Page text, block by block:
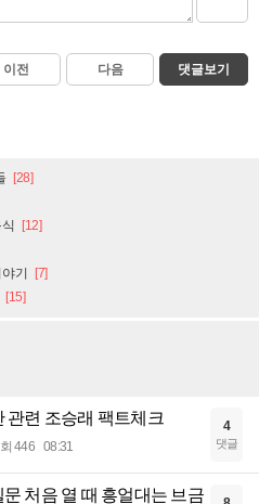
이전 다음 댓글보기
[28]
[12]
기 [7]
[15]
관련 조승래 팩트체크
446 08:31
4
댓글
처음 열 때 흥얼대는 브금